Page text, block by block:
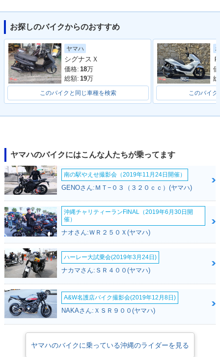
2017年 CYGNUS X
SR SPECIAL EDITI
ON・特別・限定仕
様
2016年 CYGNUS X
SR・フルモデルチェ
ンジ
2015年 CYGNUS X
SR・カラーチェンジ
2014年 CYGNUS X
SR・特別・限定仕様
2013年 CYGNUS X
SR・フルモデルチェ
2012年 CYGNUS X
SR WGP50th Anniv
別・限定仕様
2011年 CYGNUS X
SR・マイナーチェン
ジ
SR・マイナーチェン
ジ
SR FI version・フ
ルモデルチェンジ
SR・カラーチェンジ
SR 50th Anniversar
SR・マイナーチェン
お探しのバイクからのおすすめ
ヤマハ
シグナスＸ
価格: 18万
総額: 19万
このバイクと同じ車種を検索 このバイク
ヤマハのバイクにはこんな人たちが乗ってます
南の駅やえせ撮影会（2019年11月24日開催）
GENOさん:ＭＴ−０３（３２０ｃｃ）(ヤマハ)
沖縄チャリティーランFINAL（2019年6月30日開
催）
ナオさん:ＷＲ２５０Ｘ(ヤマハ)
ハーレー大試乗会(2019年3月24日)
ナカマさん:ＳＲ４００(ヤマハ)
A&W名護店バイク撮影会(2019年12月8日)
NAKAさん:ＸＳＲ９００(ヤマハ)
ヤマハのバイクに乗っている沖縄のライダーを見る